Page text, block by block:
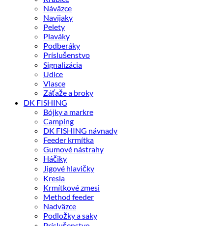
Náväzce
Navijaky
Pelety
Plaváky
Podberáky
Príslušenstvo
Signalizácia
Udice
Vlasce
Záťaže a broky
DK FISHING
Bójky a markre
Camping
DK FISHING návnady
Feeder krmítka
Gumové nástrahy
Háčiky
Jigové hlavičky
Kresla
Krmítkové zmesi
Method feeder
Nadväzce
Podložky a saky